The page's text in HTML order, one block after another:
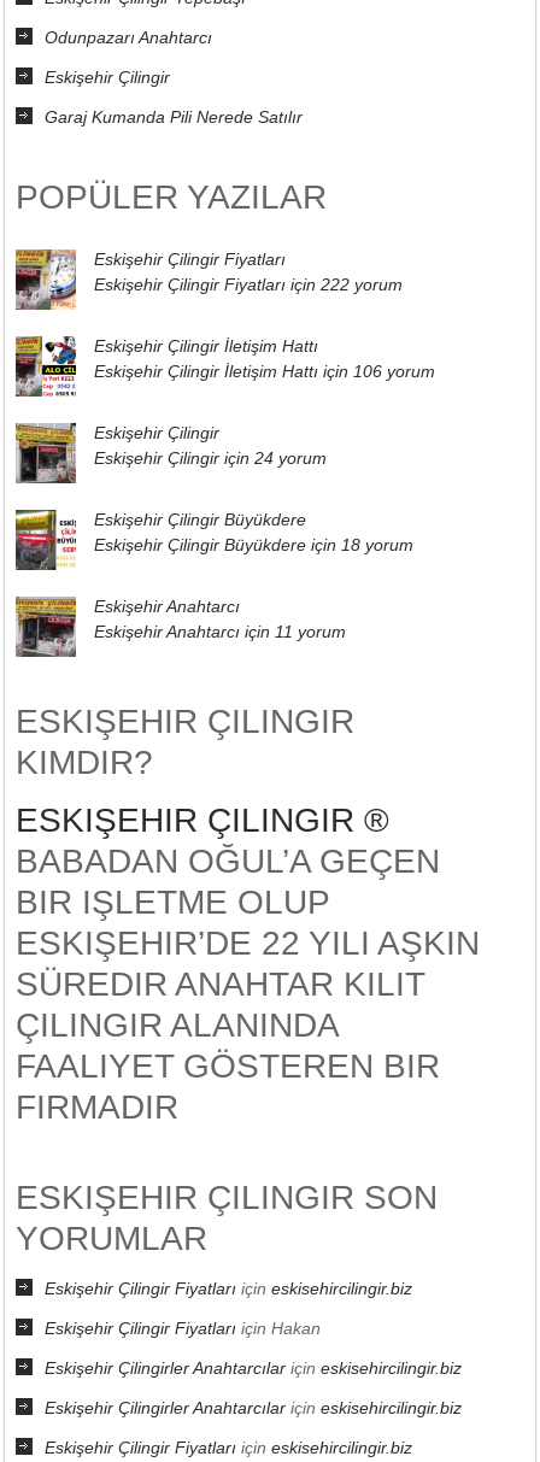
Odunpazarı Anahtarcı
Eskişehir Çilingir
Garaj Kumanda Pili Nerede Satılır
POPÜLER YAZILAR
Eskişehir Çilingir Fiyatları
Eskişehir Çilingir Fiyatları için 222 yorum
Eskişehir Çilingir İletişim Hattı
Eskişehir Çilingir İletişim Hattı için 106 yorum
Eskişehir Çilingir
Eskişehir Çilingir için 24 yorum
Eskişehir Çilingir Büyükdere
Eskişehir Çilingir Büyükdere için 18 yorum
Eskişehir Anahtarcı
Eskişehir Anahtarcı için 11 yorum
ESKIŞEHIR ÇILINGIR
KIMDIR?
ESKIŞEHIR ÇILINGIR ®
BABADAN OĞUL’A GEÇEN
BIR IŞLETME OLUP
ESKIŞEHIR’DE 22 YILI AŞKIN
SÜREDIR ANAHTAR KILIT
ÇILINGIR ALANINDA
FAALIYET GÖSTEREN BIR
FIRMADIR
ESKIŞEHIR ÇILINGIR SON
YORUMLAR
Eskişehir Çilingir Fiyatları içineskisehircilingir.biz
Eskişehir Çilingir Fiyatları içinHakan
Eskişehir Çilingirler Anahtarcılar içineskisehircilingir.biz
Eskişehir Çilingirler Anahtarcılar içineskisehircilingir.biz
Eskişehir Çilingir Fiyatları içineskisehircilingir.biz